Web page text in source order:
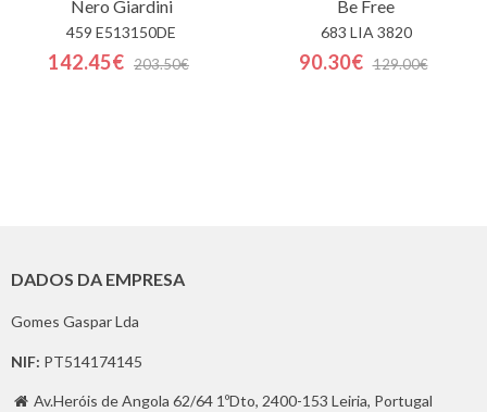
Nero Giardini
459 E513150DE
142.45€ 203.50€
Be Free
683 LIA 3820
90.30€ 129.00€
DADOS DA EMPRESA
Gomes Gaspar Lda
NIF: PT514174145
 Av.Heróis de Angola 62/64 1ºDto, 2400-153 Leiria, Portugal